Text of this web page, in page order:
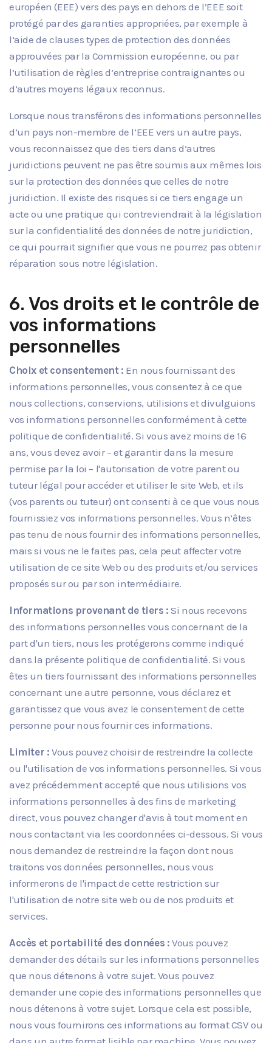
européen (EEE) vers des pays en dehors de l’EEE soit
protégé par des garanties appropriées, par exemple à
l’aide de clauses types de protection des données
approuvées par la Commission européenne, ou par
l’utilisation de règles d’entreprise contraignantes ou
d’autres moyens légaux reconnus.
Lorsque nous transférons des informations personnelles
d’un pays non-membre de l’EEE vers un autre pays,
vous reconnaissez que des tiers dans d’autres
juridictions peuvent ne pas être soumis aux mêmes lois
sur la protection des données que celles de notre
juridiction. Il existe des risques si ce tiers engage un
acte ou une pratique qui contreviendrait à la législation
sur la confidentialité des données de notre juridiction,
ce qui pourrait signifier que vous ne pourrez pas obtenir
réparation sous notre législation.
6. Vos droits et le contrôle de
vos informations
personnelles
Choix et consentement : En nous fournissant des
informations personnelles, vous consentez à ce que
nous collections, conservions, utilisions et divulguions
vos informations personnelles conformément à cette
politique de confidentialité. Si vous avez moins de 16
ans, vous devez avoir – et garantir dans la mesure
permise par la loi – l'autorisation de votre parent ou
tuteur légal pour accéder et utiliser le site Web, et ils
(vos parents ou tuteur) ont consenti à ce que vous nous
fournissiez vos informations personnelles. Vous n’êtes
pas tenu de nous fournir des informations personnelles,
mais si vous ne le faites pas, cela peut affecter votre
utilisation de ce site Web ou des produits et/ou services
proposés sur ou par son intermédiaire.
Informations provenant de tiers : Si nous recevons
des informations personnelles vous concernant de la
part d'un tiers, nous les protégerons comme indiqué
dans la présente politique de confidentialité. Si vous
êtes un tiers fournissant des informations personnelles
concernant une autre personne, vous déclarez et
garantissez que vous avez le consentement de cette
personne pour nous fournir ces informations.
Limiter : Vous pouvez choisir de restreindre la collecte
ou l'utilisation de vos informations personnelles. Si vous
avez précédemment accepté que nous utilisions vos
informations personnelles à des fins de marketing
direct, vous pouvez changer d'avis à tout moment en
nous contactant via les coordonnées ci-dessous. Si vous
nous demandez de restreindre la façon dont nous
traitons vos données personnelles, nous vous
informerons de l'impact de cette restriction sur
l'utilisation de notre site web ou de nos produits et
services.
Accès et portabilité des données : Vous pouvez
demander des détails sur les informations personnelles
que nous détenons à votre sujet. Vous pouvez
demander une copie des informations personnelles que
nous détenons à votre sujet. Lorsque cela est possible,
nous vous fournirons ces informations au format CSV ou